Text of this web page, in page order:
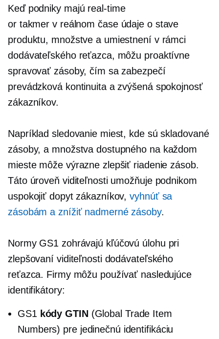
Keď podniky majú real-time
or takmer v reálnom časeúdaje o stave
produktu, množstve a umiestnení v rámci
dodávateľského reťazca, môžu proaktívne
spravovať zásoby, čím sa zabezpečí
prevádzková kontinuita a zvýšená spokojnosť
zákazníkov.
Napríklad sledovanie miest, kde sú skladované
zásoby, a množstva dostupného na každom
mieste môže výrazne zlepšiť riadenie zásob.
Táto úroveň viditeľnosti umožňuje podnikom
uspokojiť dopyt zákazníkov,vyhnúť sa
zásobám a znížiť nadmerné zásoby.
Normy GS1 zohrávajú kľúčovú úlohu pri
zlepšovaní viditeľnosti dodávateľského
reťazca. Firmy môžu používať nasledujúce
identifikátory:
GS1 kódy GTIN(Global Trade Item
Numbers) pre jedinečnú identifikáciu